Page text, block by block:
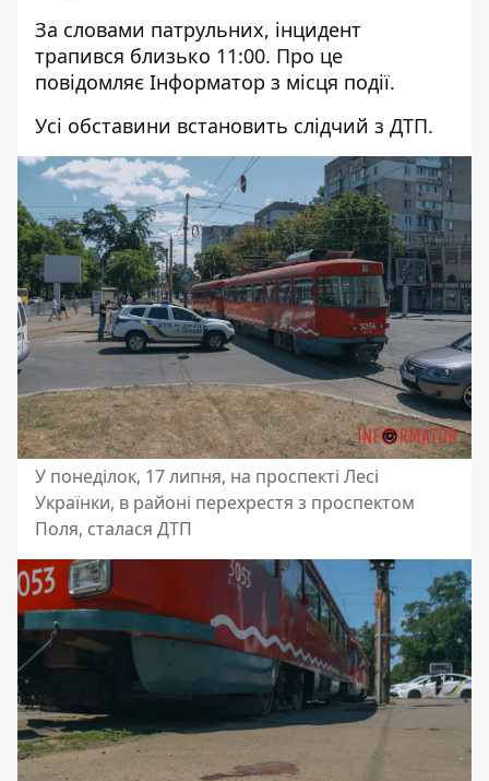
За словами патрульних, інцидент
трапився близько 11:00. Про це
повідомляє Інформатор з місця події.
Усі обставини встановить слідчий з ДТП.
У понеділок, 17 липня, на проспекті Лесі
Українки, в районі перехрестя з проспектом
Поля, сталася ДТП